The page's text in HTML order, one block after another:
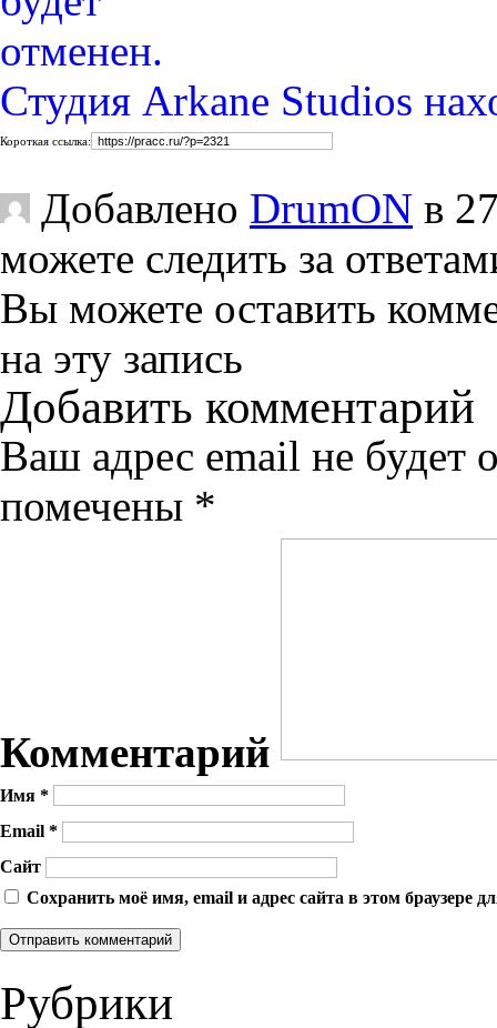
Студия Arkane Studios
Короткая ссылка:
Добавлено DrumON в
можете следить за
Вы можете оставить
на эту запись
Добавить комментарий
Ваш адрес email не будет
помечены *
Комментарий
Имя *
Email *
Сайт
Сохранить моё имя, email и адрес сайта в этом браузере
Рубрики